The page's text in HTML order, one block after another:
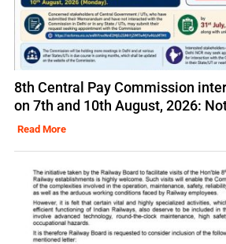
8th Central Pay Commission
on 7th and 10th August, 2026:
Read More